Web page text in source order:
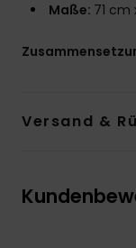
Maße: 71 cm
Versand &